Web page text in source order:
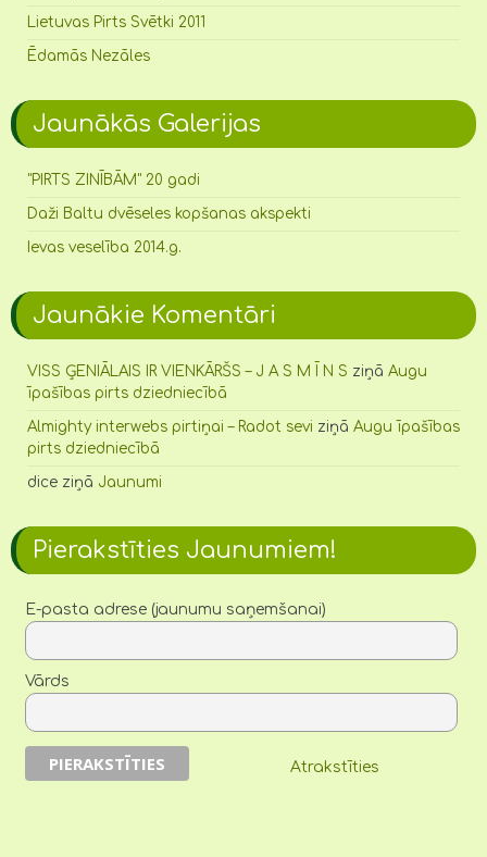
Lietuvas Pirts Svētki 2011
Ēdamās Nezāles
Jaunākās Galerijas
"PIRTS ZINĪBĀM" 20 gadi
Daži Baltu dvēseles kopšanas akspekti
Ievas veselība 2014.g.
Jaunākie Komentāri
VISS ĢENIĀLAIS IR VIENKĀRŠS – J A S M Ī N S ziņā Augu
īpašības pirts dziedniecībā
Almighty interwebs pirtiņai – Radot sevi ziņā Augu īpašības
pirts dziedniecībā
dice ziņā Jaunumi
Pierakstīties Jaunumiem!
E-pasta adrese (jaunumu saņemšanai)
Vārds
Atrakstīties